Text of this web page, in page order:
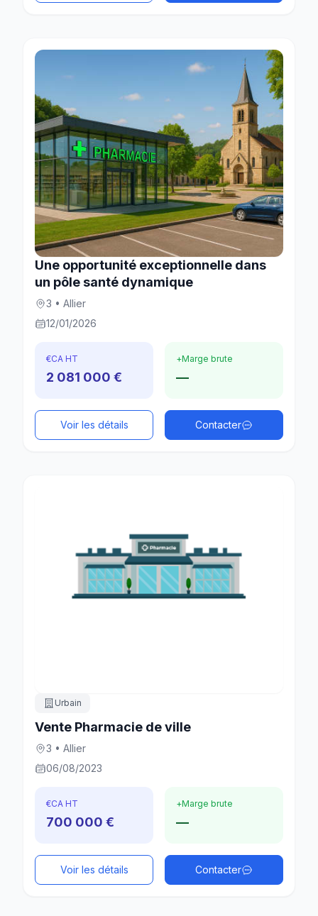
Une opportunité exceptionnelle dans
un pôle santé dynamique
3 • Allier
12/01/2026
€CA HT
2 081 000 €
+Marge brute
—
Voir les détails Contacter
Urbain
Vente Pharmacie de ville
3 • Allier
06/08/2023
€CA HT
700 000 €
+Marge brute
—
Voir les détails Contacter